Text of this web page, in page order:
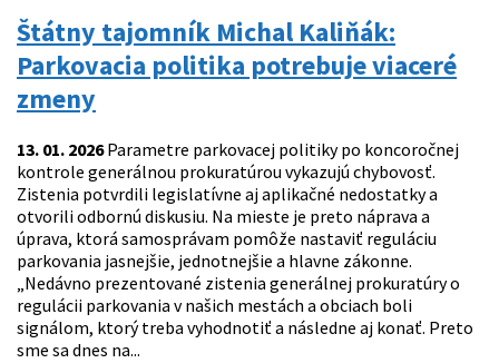
Štátny tajomník Michal Kaliňák:
Parkovacia politika potrebuje viaceré
zmeny
13. 01. 2026Parametre parkovacej politiky po koncoročnej
kontrole generálnou prokuratúrou vykazujú chybovosť.
Zistenia potvrdili legislatívne aj aplikačné nedostatky a
otvorili odbornú diskusiu. Na mieste je preto náprava a
úprava, ktorá samosprávam pomôže nastaviť reguláciu
parkovania jasnejšie, jednotnejšie a hlavne zákonne.
„Nedávno prezentované zistenia generálnej prokuratúry o
regulácii parkovania v našich mestách a obciach boli
signálom, ktorý treba vyhodnotiť a následne aj konať. Preto
sme sa dnes na...